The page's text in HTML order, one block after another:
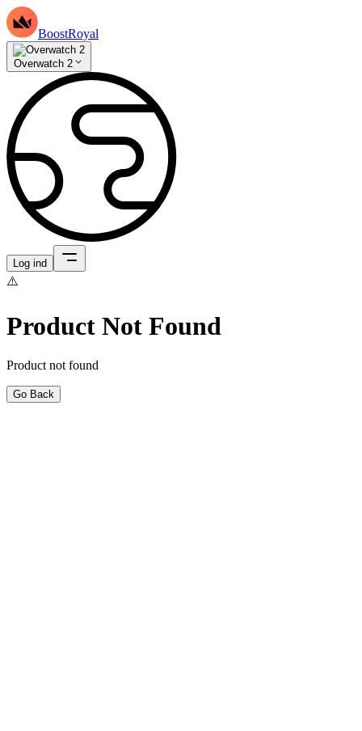
BoostRoyal
Overwatch 2
Log ind
⚠️
Product Not Found
Product not found
Go Back